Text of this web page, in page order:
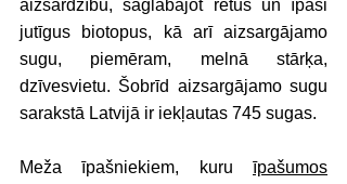
aizsardzību, saglabājot retus un īpaši
jutīgus biotopus, kā arī aizsargājamo
sugu, piemēram, melnā stārķa,
dzīvesvietu. Šobrīd aizsargājamo sugu
sarakstā Latvijā ir iekļautas 745 sugas.
Meža īpašniekiem, kuru īpašumos